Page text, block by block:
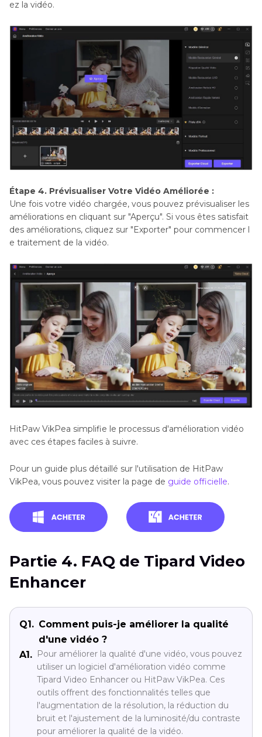
ez la vidéo.
Étape 4. Prévisualiser Votre Vidéo Améliorée :
Une fois votre vidéo chargée, vous pouvez prévisualiser les
améliorations en cliquant sur "Aperçu". Si vous êtes satisfait
des améliorations, cliquez sur "Exporter" pour commencer l
e traitement de la vidéo.
HitPaw VikPea simplifie le processus d'amélioration vidéo
avec ces étapes faciles à suivre.
Pour un guide plus détaillé sur l'utilisation de HitPaw
VikPea, vous pouvez visiter la page de guide officielle.
Partie 4. FAQ de Tipard Video
Enhancer
Q1. Comment puis-je améliorer la qualité
d'une vidéo ?
A1. Pour améliorer la qualité d'une vidéo, vous pouvez
utiliser un logiciel d'amélioration vidéo comme
Tipard Video Enhancer ou HitPaw VikPea. Ces
outils offrent des fonctionnalités telles que
l'augmentation de la résolution, la réduction du
bruit et l'ajustement de la luminosité/du contraste
pour améliorer la qualité de la vidéo.